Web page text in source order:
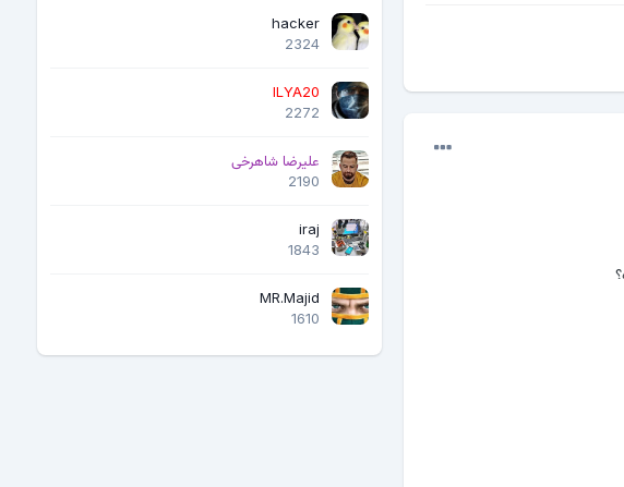
hacker
2324
ILYA20
2272
علیرضا شاهرخی
2190
iraj
1843
MR.Majid
1610